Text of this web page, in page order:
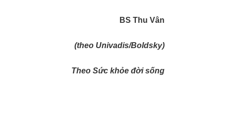
BS Thu Vân
(theo Univadis/Boldsky)
Theo Sức khỏe đời sống